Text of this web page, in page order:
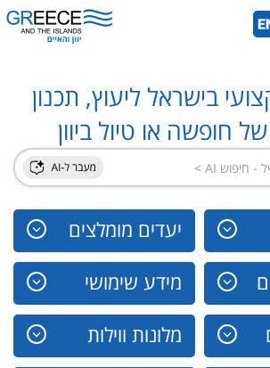
בישראל ליעוץ, תכנון
חופשה או טיול ביוון
יעדים מומלצים
מידע שימושי
מלונות ווילות